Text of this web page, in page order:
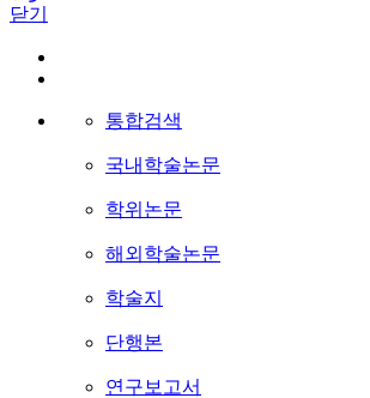
닫기
통합검색
국내학술논문
학위논문
해외학술논문
학술지
단행본
연구보고서